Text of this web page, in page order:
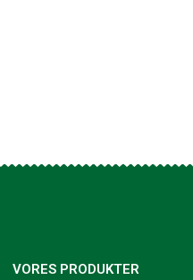
VORES PRODUKTER